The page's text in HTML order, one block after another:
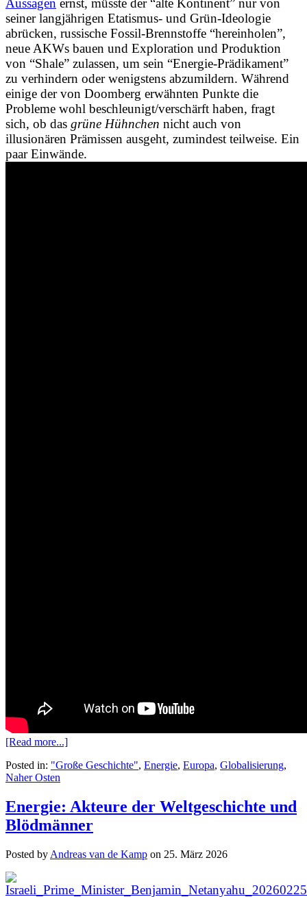
Aussagen ernst, müsste der “alte Kontinent” nur von
seiner langjährigen Etatismus- und Grün-Ideologie
abrücken, russische Fossil-Brennstoffe “hereinholen”,
neue AKWs bauen und Exploration und Produktion
von “Shale” zulassen, um sein “Energie-Prädikament”
zu verhindern oder wenigstens abzumildern. Während
einige der von Doomberg erwähnten Punkte die
Probleme wohl beschleunigt/verschärft haben, fragt
sich, ob das grüne Hühnchen nicht auch von
illusionären Prämissen ausgeht, zumindest teilweise. Ein
paar Einwände.
[Read more...]
Posted in: "Große Geschichte", Energie, Europa, Globalisierung,
Naher Osten
Energie: Akteure der Weltgeschichte und
Blödmänner
Posted by Andreas van de Kamp on 25. März 2026